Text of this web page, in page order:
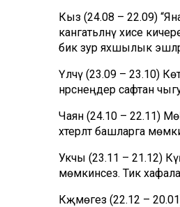
Кыз (24.08 – 22.09)
канәгатьләнү хисе
бик зур яхшылык
Үлчәү (23.09 – 23.10)
нәрсәнеңдер сафтан
Чаян (24.10 – 22.11)
хәтерләтә башларга
Укчы (23.11 – 21.12)
мөмкинсез. Тик
Кәҗәмөгез (22.12 –